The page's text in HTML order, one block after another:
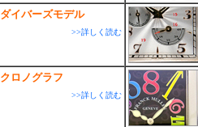
ダイバーズモデル
>>詳しく読む
クロノグラフ
>>詳しく読む